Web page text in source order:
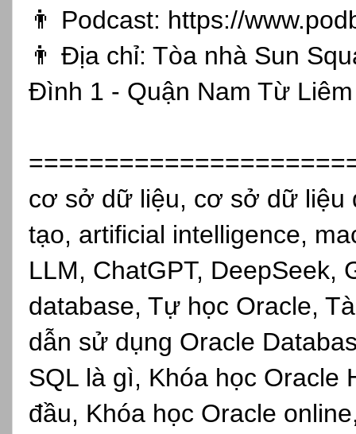
👨 Podcast: https://
👨 Địa chỉ: Tòa nhà Sun
Đình 1 - Quận Nam Từ Liêm
cơ sở dữ liệu, cơ sở dữ liệu
tạo, artificial intelligence,
LLM, ChatGPT, DeepSeek,
database, Tự học Oracle,
dẫn sử dụng Oracle
SQL là gì, Khóa học Oracle
đầu, Khóa học Oracle